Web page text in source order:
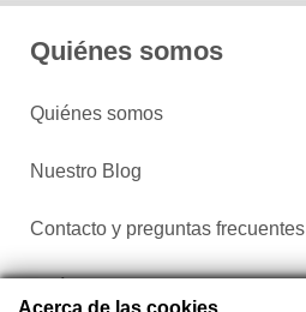
Quiénes somos
Quiénes somos
Nuestro Blog
Contacto y preguntas frecuentes
Acerca de las cookies